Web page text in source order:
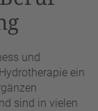
und
ein
sind in vielen